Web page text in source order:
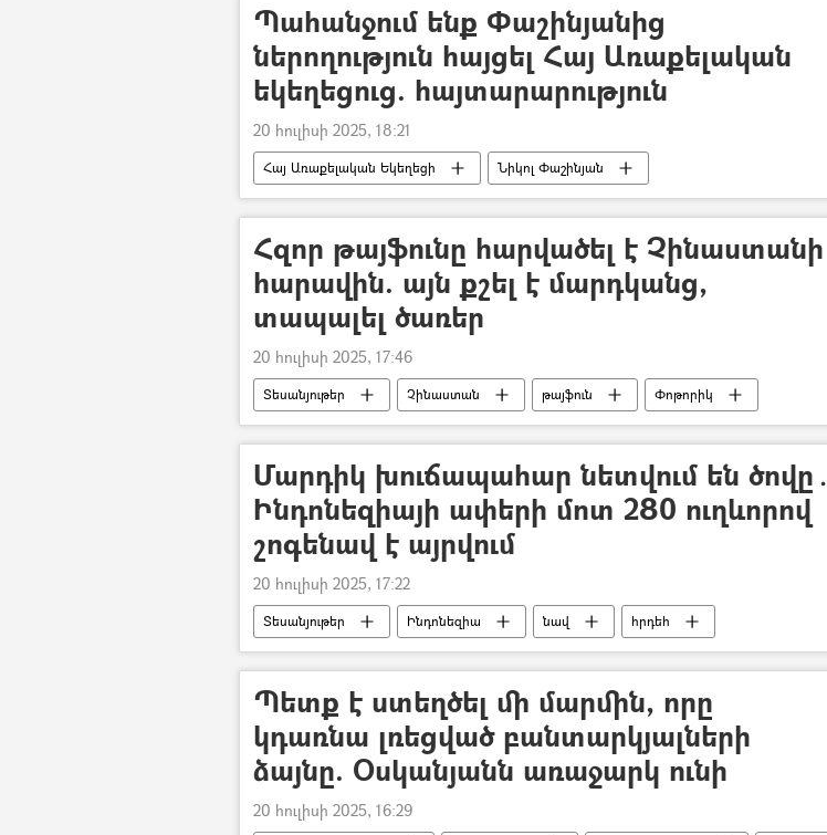
Պահանջում ենք Փաշինյանից
ներողություն հայցել Հայ Առաքելական
եկեղեցուց. հայտարարություն
20 հուլիսի 2025, 18:21
Հայ Առաքելական Եկեղեցի Նիկոլ Փաշինյան
Հզոր թայֆունը հարվածել է Չինաստանի
հարավին. այն քշել է մարդկանց,
տապալել ծառեր
20 հուլիսի 2025, 17:46
Տեսանյութեր Չինաստան թայֆուն Փոթորիկ
Մարդիկ խուճապահար նետվում են ծովը․
Ինդոնեզիայի ափերի մոտ 280 ուղևորով
շոգենավ է այրվում
20 հուլիսի 2025, 17:22
Տեսանյութեր Ինդոնեզիա նավ հրդեհ
Պետք է ստեղծել մի մարմին, որը
կդառնա լռեցված բանտարկյալների
ձայնը. Օսկանյանն առաջարկ ունի
20 հուլիսի 2025, 16:29